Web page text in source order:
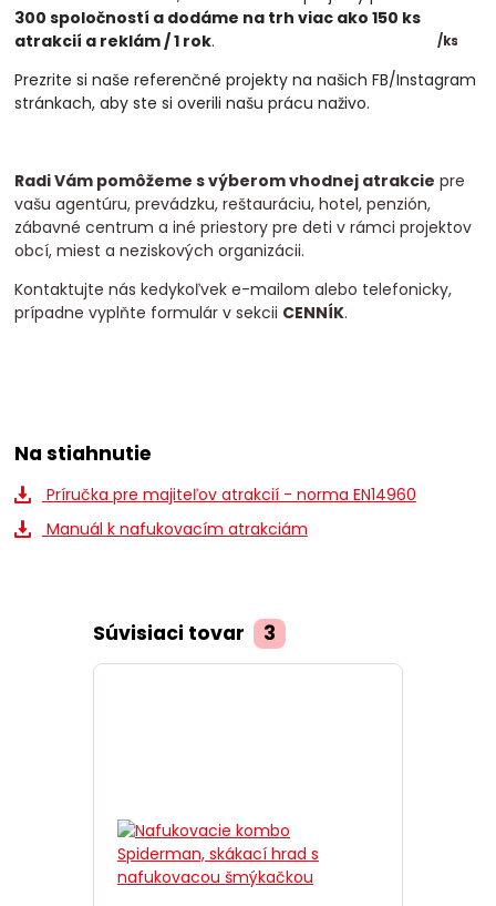
/ks
300 spoločností a dodáme na trh viac ako 150 ks
atrakcií a reklám / 1 rok.
Prezrite si naše referenčné projekty na našich FB/Instagram
stránkach, aby ste si overili našu prácu naživo.
Radi Vám pomôžeme s výberom vhodnej atrakcie pre
vašu agentúru, prevádzku, reštauráciu, hotel, penzión,
zábavné centrum a iné priestory pre deti v rámci projektov
obcí, miest a neziskových organizácii.
Kontaktujte nás kedykoľvek e-mailom alebo telefonicky,
prípadne vyplňte formulár v sekcii CENNÍK.
Na stiahnutie
Príručka pre majiteľov atrakcií - norma EN14960
Manuál k nafukovacím atrakciám
Súvisiaci tovar 3